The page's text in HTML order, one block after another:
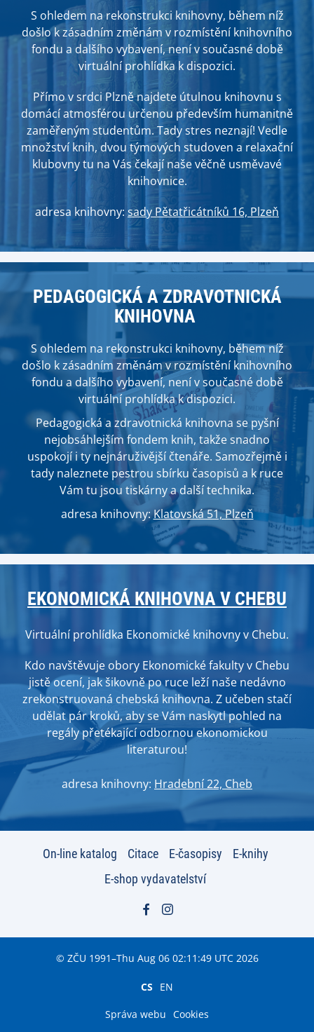
S ohledem na rekonstrukci knihovny, během níž
došlo k zásadním změnám v rozmístění knihovního
fondu a dalšího vybavení, není v současné době
virtuální prohlídka k dispozici.
Přímo v srdci Plzně najdete útulnou knihovnu s
domácí atmosférou určenou především humanitně
zaměřeným studentům. Tady stres neznají! Vedle
množství knih, dvou týmových studoven a relaxační
klubovny tu na Vás čekají naše věčně usměvavé
knihovnice.
adresa knihovny: sady Pětatřicátníků 16, Plzeň
PEDAGOGICKÁ A ZDRAVOTNICKÁ
KNIHOVNA
S ohledem na rekonstrukci knihovny, během níž
došlo k zásadním změnám v rozmístění knihovního
fondu a dalšího vybavení, není v současné době
virtuální prohlídka k dispozici.
Pedagogická a zdravotnická knihovna se pyšní
nejobsáhlejším fondem knih, takže snadno
uspokojí i ty nejnáruživější čtenáře. Samozřejmě i
tady naleznete pestrou sbírku časopisů a k ruce
Vám tu jsou tiskárny a další technika.
adresa knihovny:Klatovská 51, Plzeň
EKONOMICKÁ KNIHOVNA V CHEBU
Virtuální prohlídka Ekonomické knihovny v Chebu.
Kdo navštěvuje obory Ekonomické fakulty v Chebu
jistě ocení, jak šikovně po ruce leží naše nedávno
zrekonstruovaná chebská knihovna. Z učeben stačí
udělat pár kroků, aby se Vám naskytl pohled na
regály přetékající odbornou ekonomickou
literaturou!
adresa knihovny: Hradební 22, Cheb
On-line katalog Citace E-časopisy
E-knihy
E-shop vydavatelství
© ZČU 1991–Thu Aug 06 02:11:49 UTC 2026
CS EN
Správa webu Cookies